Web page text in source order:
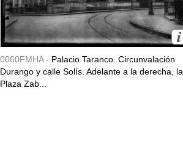
0060FMHA - Palacio Taranco. Circunvalación
Durango y calle Solís. Adelante a la derecha, la
Plaza Zab...